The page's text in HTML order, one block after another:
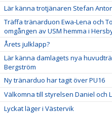
Lär känna trotjänaren Stefan
Träffa tränarduon Ewa-Lena och
omgången av USM hemma i
Årets julklapp?
Lär känna damlagets nya
Bergström
Ny tränarduo har tagit över PU16
Välkomna till styrelsen Daniel och
Lyckat läger i Västervik